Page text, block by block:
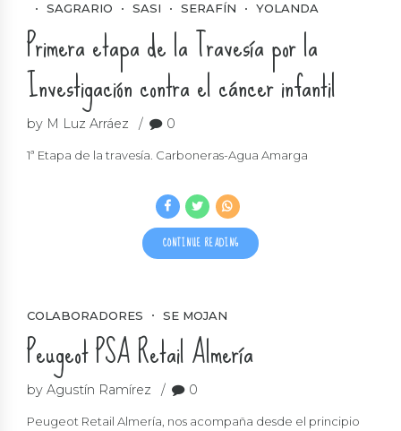
SAGRARIO
SASI SERAFÍN YOLANDA
Primera etapa de la Travesía por la
Investigación contra el cáncer infantil
by M Luz Arráez 0
1ª Etapa de la travesía. Carboneras-Agua Amarga
CONTINUE READING
COLABORADORES SE MOJAN
Peugeot PSA Retail Almería
by Agustín Ramírez 0
Peugeot Retail Almería, nos acompaña desde el principio